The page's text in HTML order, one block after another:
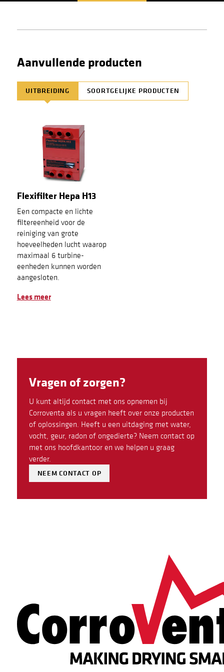
Aanvullende producten
UITBREIDING SOORTGELIJKE PRODUCTEN
Flexifilter Hepa H13
Een compacte en lichte
filtereenheid voor de
reiniging van grote
hoeveelheden lucht waarop
maximaal 6 turbine-
eenheden kunnen worden
aangesloten.
Lees meer
Vragen of zorgen?
U kunt altijd contact met ons opnemen bij
Corroventa als u vragen heeft over onze producten
of oplossingen. Heeft u een uitdaging met water,
vocht, geur, radon of ongedierte? Neem contact op
met ons hoofdkantoor en we helpen u graag
verder.
NEEM CONTACT OP